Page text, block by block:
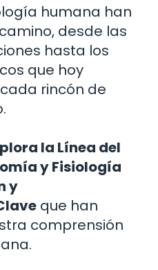
humana han
desde las
hasta los
que hoy
rincón de
la Línea del
y Fisiología
y
que han
comprensión